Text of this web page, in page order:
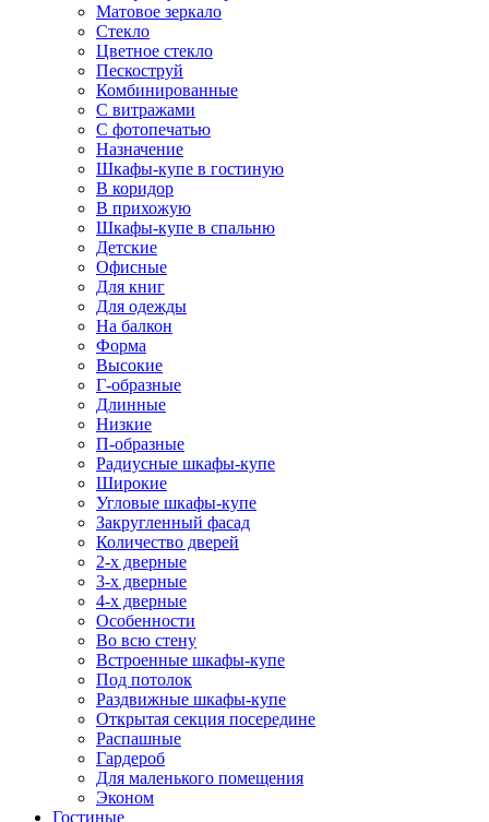
Матовое зеркало
Стекло
Цветное стекло
Пескоструй
Комбинированные
С витражами
С фотопечатью
Назначение
Шкафы-купе в гостиную
В коридор
В прихожую
Шкафы-купе в спальню
Детские
Офисные
Для книг
Для одежды
На балкон
Форма
Высокие
Г-образные
Длинные
Низкие
П-образные
Радиусные шкафы-купе
Широкие
Угловые шкафы-купе
Закругленный фасад
Количество дверей
2-х дверные
3-х дверные
4-х дверные
Особенности
Во всю стену
Встроенные шкафы-купе
Под потолок
Раздвижные шкафы-купе
Открытая секция посередине
Распашные
Гардероб
Для маленького помещения
Эконом
Гостиные